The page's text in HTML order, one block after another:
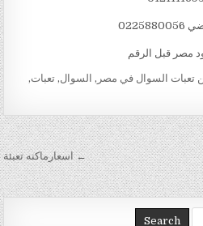
تعبات السوال في مصر , السوال,تعبات,
← اسعارماكنه تعبئة